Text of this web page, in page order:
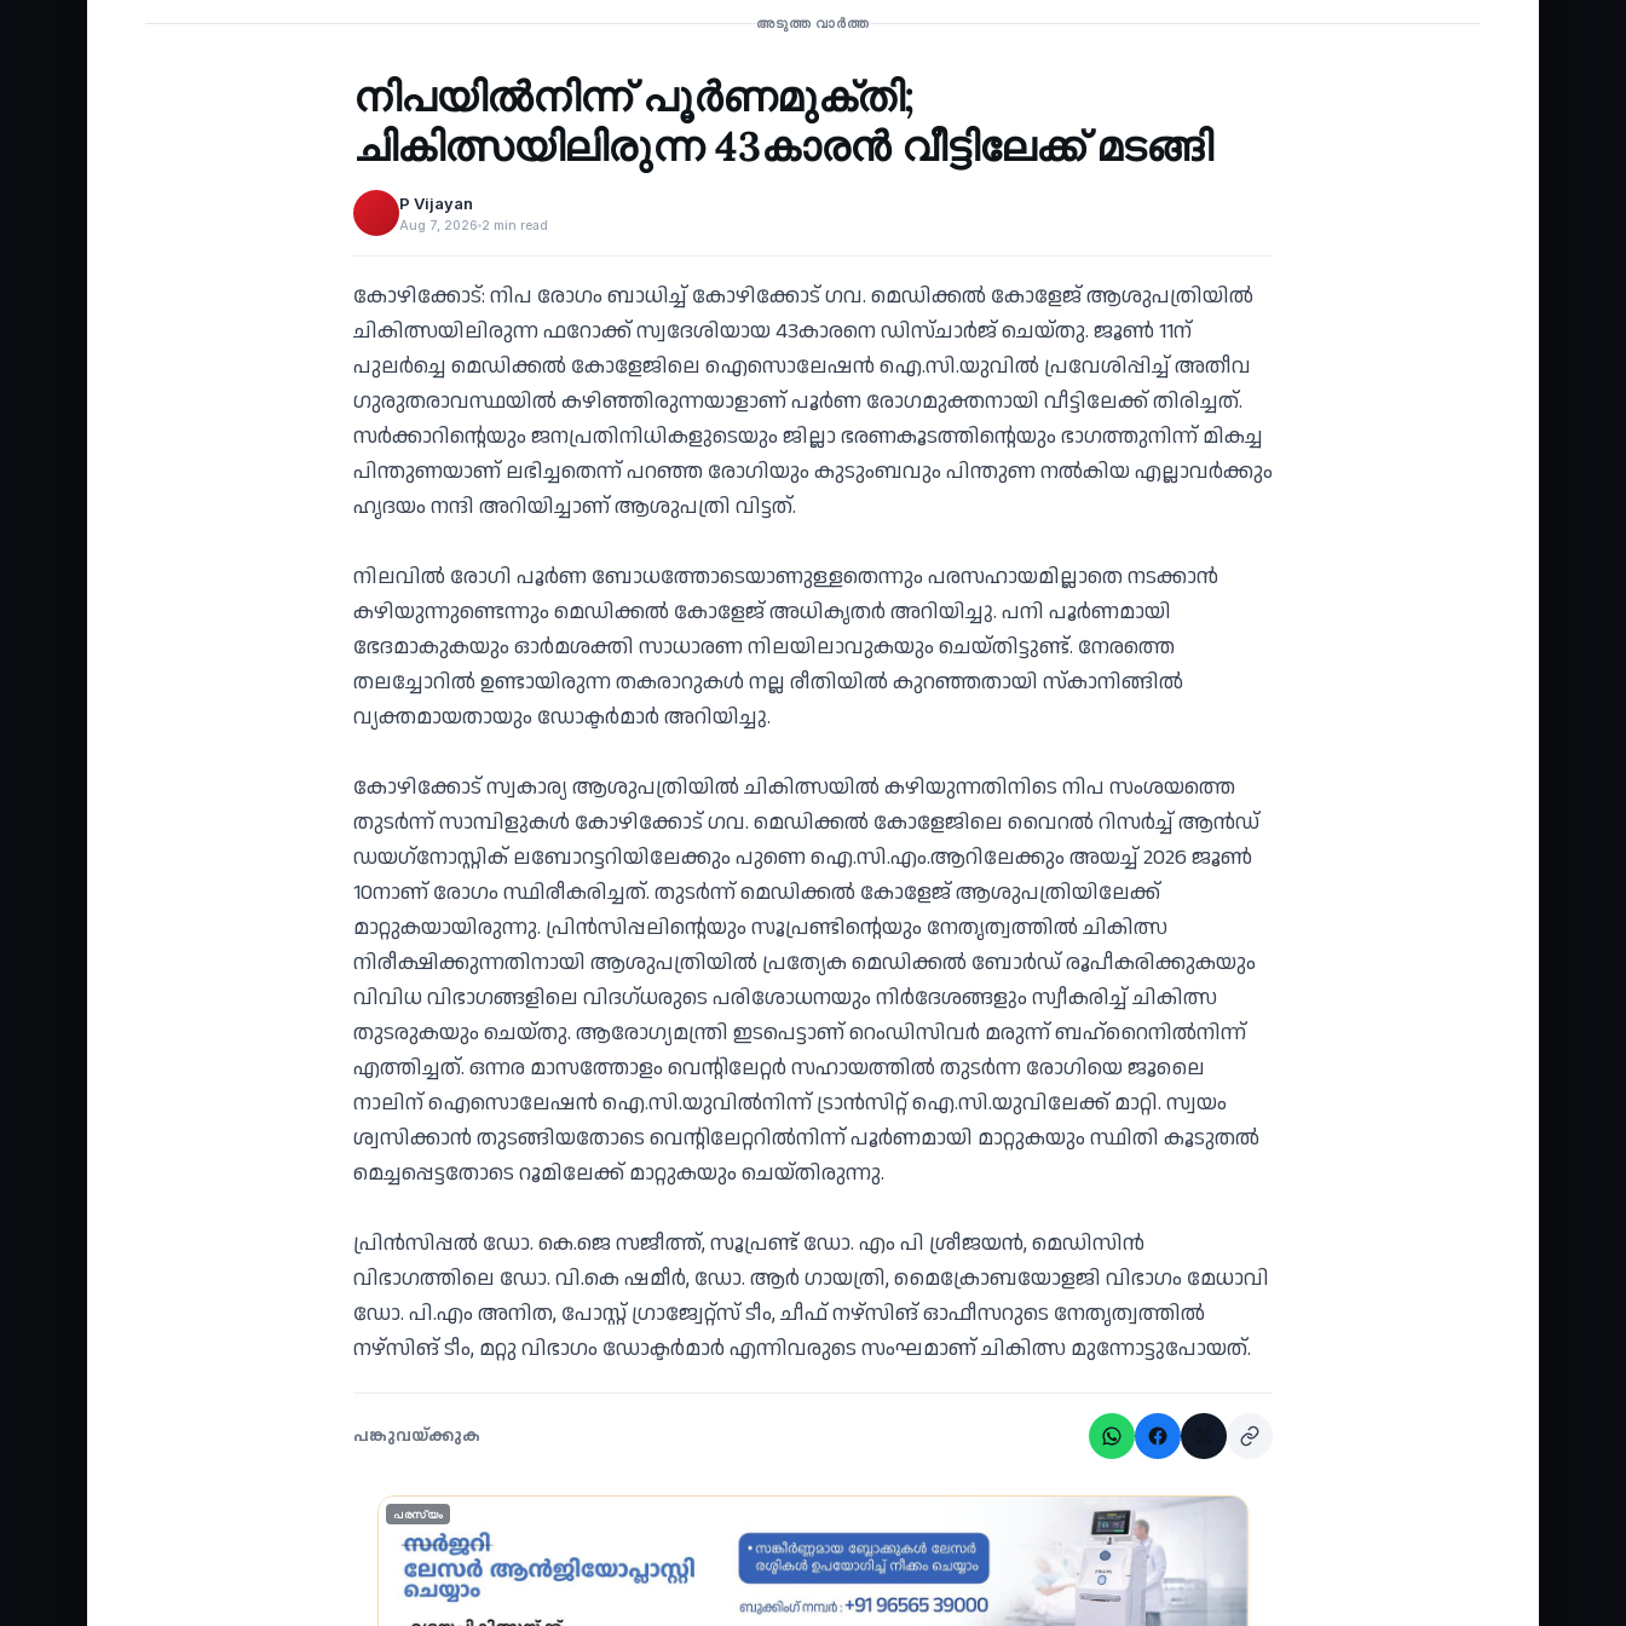
ചികിത്സ
പുതുജീവൻ
അടുത്ത വാർത്ത
‹
നിപയില്‍നിന്ന് പൂര്‍ണമുക്തി;
ചികിത്സയിലിരുന്ന 43കാരന്‍ വീട്ടിലേക്ക് മടങ്ങി
P Vijayan
Aug 7, 2026 2 min read
കോഴിക്കോട്: നിപ രോഗം ബാധിച്ച് കോഴിക്കോട് ഗവ. മെഡിക്കല്‍ കോളേജ് ആശുപത്രിയില്‍
ചികിത്സയിലിരുന്ന ഫറോക്ക് സ്വദേശിയായ 43കാരനെ ഡിസ്ചാര്‍ജ് ചെയ്തു. ജൂണ്‍ 11ന്
പുലര്‍ച്ചെ മെഡിക്കല്‍ കോളേജിലെ ഐസൊലേഷന്‍ ഐ.സി.യുവില്‍ പ്രവേശിപ്പിച്ച് അതീവ
ഗുരുതരാവസ്ഥയില്‍ കഴിഞ്ഞിരുന്നയാളാണ് പൂര്‍ണ രോഗമുക്തനായി വീട്ടിലേക്ക് തിരിച്ചത്.
സര്‍ക്കാറിന്റെയും ജനപ്രതിനിധികളുടെയും ജില്ലാ ഭരണകൂടത്തിന്റെയും ഭാഗത്തുനിന്ന് മികച്ച
പിന്തുണയാണ് ലഭിച്ചതെന്ന് പറഞ്ഞ രോഗിയും കുടുംബവും പിന്തുണ നല്‍കിയ എല്ലാവര്‍ക്കും
ഹൃദയം നന്ദി അറിയിച്ചാണ് ആശുപത്രി വിട്ടത്.
നിലവില്‍ രോഗി പൂര്‍ണ ബോധത്തോടെയാണുള്ളതെന്നും പരസഹായമില്ലാതെ നടക്കാന്‍
കഴിയുന്നുണ്ടെന്നും മെഡിക്കല്‍ കോളേജ് അധികൃതര്‍ അറിയിച്ചു. പനി പൂര്‍ണമായി
ഭേദമാകുകയും ഓര്‍മശക്തി സാധാരണ നിലയിലാവുകയും ചെയ്തിട്ടുണ്ട്. നേരത്തെ
തലച്ചോറില്‍ ഉണ്ടായിരുന്ന തകരാറുകള്‍ നല്ല രീതിയില്‍ കുറഞ്ഞതായി സ്‌കാനിങ്ങില്‍
വ്യക്തമായതായും ഡോക്ടര്‍മാര്‍ അറിയിച്ചു.
കോഴിക്കോട് സ്വകാര്യ ആശുപത്രിയില്‍ ചികിത്സയില്‍ കഴിയുന്നതിനിടെ നിപ സംശയത്തെ
തുടര്‍ന്ന് സാമ്പിളുകള്‍ കോഴിക്കോട് ഗവ. മെഡിക്കല്‍ കോളേജിലെ വൈറല്‍ റിസര്‍ച്ച് ആന്‍ഡ്
ഡയഗ്‌നോസ്റ്റിക് ലബോറട്ടറിയിലേക്കും പുണെ ഐ.സി.എം.ആറിലേക്കും അയച്ച് 2026 ജൂണ്‍
10നാണ് രോഗം സ്ഥിരീകരിച്ചത്. തുടര്‍ന്ന് മെഡിക്കല്‍ കോളേജ് ആശുപത്രിയിലേക്ക്
മാറ്റുകയായിരുന്നു. പ്രിന്‍സിപ്പലിന്റെയും സൂപ്രണ്ടിന്റെയും നേതൃത്വത്തില്‍ ചികിത്സ
നിരീക്ഷിക്കുന്നതിനായി ആശുപത്രിയില്‍ പ്രത്യേക മെഡിക്കല്‍ ബോര്‍ഡ് രൂപീകരിക്കുകയും
വിവിധ വിഭാഗങ്ങളിലെ വിദഗ്ധരുടെ പരിശോധനയും നിര്‍ദേശങ്ങളും സ്വീകരിച്ച് ചികിത്സ
തുടരുകയും ചെയ്തു. ആരോഗ്യമന്ത്രി ഇടപെട്ടാണ് റെംഡിസിവര്‍ മരുന്ന് ബഹ്‌റൈനില്‍നിന്ന്
എത്തിച്ചത്. ഒന്നര മാസത്തോളം വെന്റിലേറ്റര്‍ സഹായത്തില്‍ തുടര്‍ന്ന രോഗിയെ ജൂലൈ
നാലിന് ഐസൊലേഷന്‍ ഐ.സി.യുവില്‍നിന്ന് ട്രാന്‍സിറ്റ് ഐ.സി.യുവിലേക്ക് മാറ്റി. സ്വയം
ശ്വസിക്കാന്‍ തുടങ്ങിയതോടെ വെന്റിലേറ്ററില്‍നിന്ന് പൂര്‍ണമായി മാറ്റുകയും സ്ഥിതി കൂടുതല്‍
മെച്ചപ്പെട്ടതോടെ റൂമിലേക്ക് മാറ്റുകയും ചെയ്തിരുന്നു.
പ്രിന്‍സിപ്പല്‍ ഡോ. കെ.ജെ സജീത്ത്, സൂപ്രണ്ട് ഡോ. എം പി ശ്രീജയന്‍, മെഡിസിന്‍
വിഭാഗത്തിലെ ഡോ. വി.കെ ഷമീര്‍, ഡോ. ആര്‍ ഗായത്രി, മൈക്രോബയോളജി വിഭാഗം മേധാവി
ഡോ. പി.എം അനിത, പോസ്റ്റ് ഗ്രാജ്വേറ്റ്‌സ് ടീം, ചീഫ് നഴ്‌സിങ് ഓഫീസറുടെ നേതൃത്വത്തില്‍
നഴ്‌സിങ് ടീം, മറ്റു വിഭാഗം ഡോക്ടര്‍മാര്‍ എന്നിവരുടെ സംഘമാണ് ചികിത്സ മുന്നോട്ടുപോയത്.
പങ്കുവയ്ക്കുക
പരസ്യം